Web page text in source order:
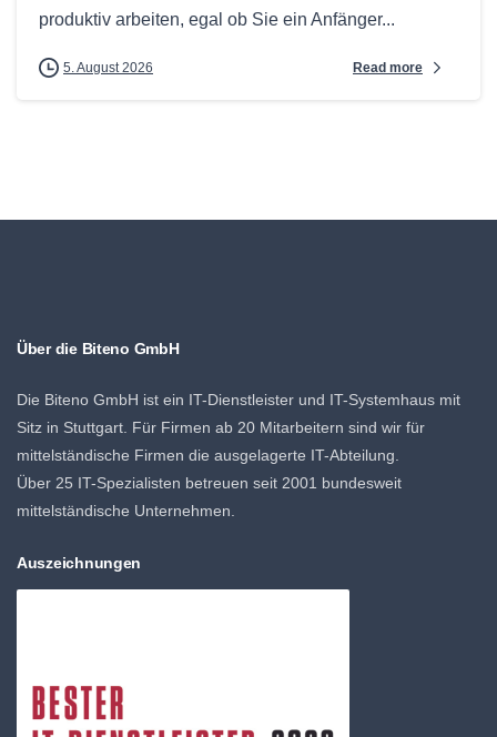
produktiv arbeiten, egal ob Sie ein Anfänger...
5. August 2026 Read more
Über die Biteno GmbH
Die Biteno GmbH ist ein IT-Dienstleister und IT-Systemhaus mit
Sitz in Stuttgart. Für Firmen ab 20 Mitarbeitern sind wir für
mittelständische Firmen die ausgelagerte IT-Abteilung.
Über 25 IT-Spezialisten betreuen seit 2001 bundesweit
mittelständische Unternehmen.
Auszeichnungen